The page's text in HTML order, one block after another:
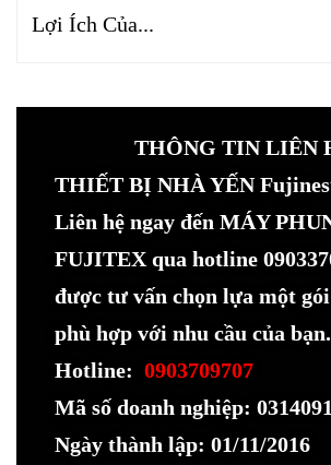
Lợi Ích Của...
THÔNG TIN LIÊN
THIẾT BỊ NHÀ YẾN
Liên hệ ngay đến MÁY
FUJITEX qua hotline
được tư vấn chọn lựa một
phù hợp với nhu cầu của bạn.
Hotline: 0903709707
Mã số doanh nghiệp:
Ngày thành lập: 01/11/2016